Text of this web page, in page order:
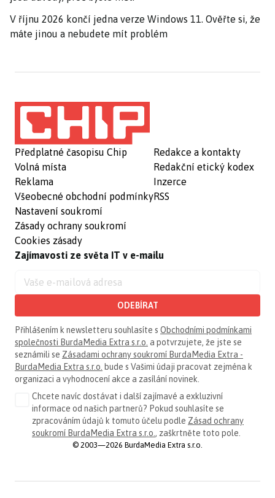
V říjnu 2026 končí jedna verze Windows 11. Ověřte si, že
máte jinou a nebudete mít problém
Předplatné časopisu Chip
Volná místa
Reklama
Všeobecné obchodní podmínky
Nastavení soukromí
Zásady ochrany soukromí
Cookies zásady
Redakce a kontakty
Redakční etický kodex
Inzerce
RSS
Zajímavosti ze světa IT v e-mailu
ODEBÍRAT
Přihlášením k newsletteru souhlasíte s Obchodními podmínkami
společnosti BurdaMedia Extra s.r.o. a potvrzujete, že jste se
seznámili se Zásadami ochrany soukromí BurdaMedia Extra -
BurdaMedia Extra s.r.o. bude s Vašimi údaji pracovat zejména k
organizaci a vyhodnocení akce a zasílání novinek.
Chcete navíc dostávat i další zajímavé a exkluzivní
informace od našich partnerů? Pokud souhlasíte se
zpracováním údajů k tomuto účelu podle Zásad ochrany
soukromí BurdaMedia Extra s.r.o., zaškrtněte toto pole.
© 2003—2026 BurdaMedia Extra s.r.o.